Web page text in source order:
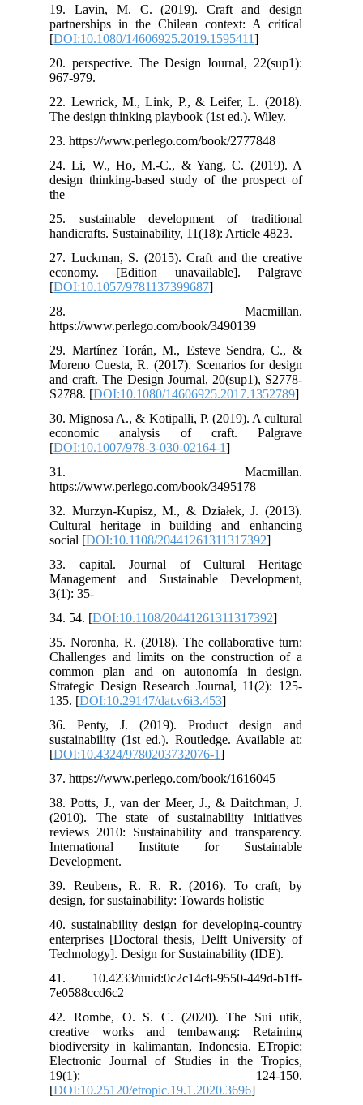
19. Lavin, M. C. (2019). Craft and design
partnerships in the Chilean context: A critical
[DOI:10.1080/14606925.2019.1595411
20. perspective. The Design Journal, 22(sup1):
22. Lewrick, M., Link, P., & Leifer, L. (2018).
The design thinking playbook (1st ed.). Wiley.
23. https://www.perlego.com/book/2777848
24. Li, W., Ho, M.-C., & Yang, C. (2019). A
design thinking-based study of the prospect of
25. sustainable development of traditional
handicrafts. Sustainability, 11(18): Article 4823.
27. Luckman, S. (2015). Craft and the creative
economy. [Edition unavailable]. Palgrave
[DOI:10.1057/9781137399687
28. Macmillan.
https://www.perlego.com/book/3490139
29. Martínez Torán, M., Esteve Sendra, C., &
Moreno Cuesta, R. (2017). Scenarios for design
and craft. The Design Journal, 20(sup1), S2778-
S2788. [DOI:10.1080/14606925.2017.1352789
30. Mignosa A., & Kotipalli, P. (2019). A cultural
economic analysis of craft. Palgrave
[DOI:10.1007/978-3-030-02164-1
31. Macmillan.
https://www.perlego.com/book/3495178
32. Murzyn-Kupisz, M., & Działek, J. (2013).
Cultural heritage in building and enhancing
social [DOI:10.1108/20441261311317392
33. capital. Journal of Cultural Heritage
Management and Sustainable Development,
34. 54. [DOI:10.1108/20441261311317392
35. Noronha, R. (2018). The collaborative turn:
Challenges and limits on the construction of a
common plan and on autonomía in design.
Strategic Design Research Journal, 11(2): 125-
135. [DOI:10.29147/dat.v6i3.453
36. Penty, J. (2019). Product design and
sustainability (1st ed.). Routledge. Available at:
[DOI:10.4324/9780203732076-1
37. https://www.perlego.com/book/1616045
38. Potts, J., van der Meer, J., & Daitchman, J.
(2010). The state of sustainability initiatives
reviews 2010: Sustainability and transparency.
International Institute for Sustainable
Development.
39. Reubens, R. R. R. (2016). To craft, by
design, for sustainability: Towards holistic
40. sustainability design for developing-country
enterprises [Doctoral thesis, Delft University of
Technology]. Design for Sustainability (IDE).
41. 10.4233/uuid:0c2c14c8-9550-449d-b1ff-
7e0588ccd6c2
42. Rombe, O. S. C. (2020). The Sui utik,
creative works and tembawang: Retaining
biodiversity in kalimantan, Indonesia. ETropic:
Electronic Journal of Studies in the Tropics,
19(1): 124-150.
[DOI:10.25120/etropic.19.1.2020.3696